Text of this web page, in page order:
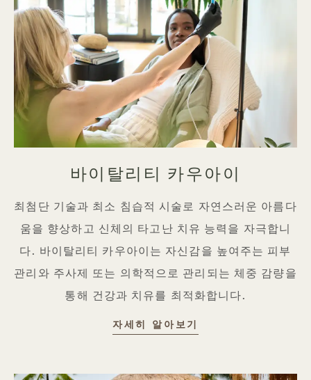
바이탈리티 카우아이
최첨단 기술과 최소 침습적 시술로 자연스러운 아름다
움을 향상하고 신체의 타고난 치유 능력을 자극합니
다. 바이탈리티 카우아이는 자신감을 높여주는 피부
관리와 주사제 또는 의학적으로 관리되는 체중 감량을
통해 건강과 치유를 최적화합니다.
자세히 알아보기